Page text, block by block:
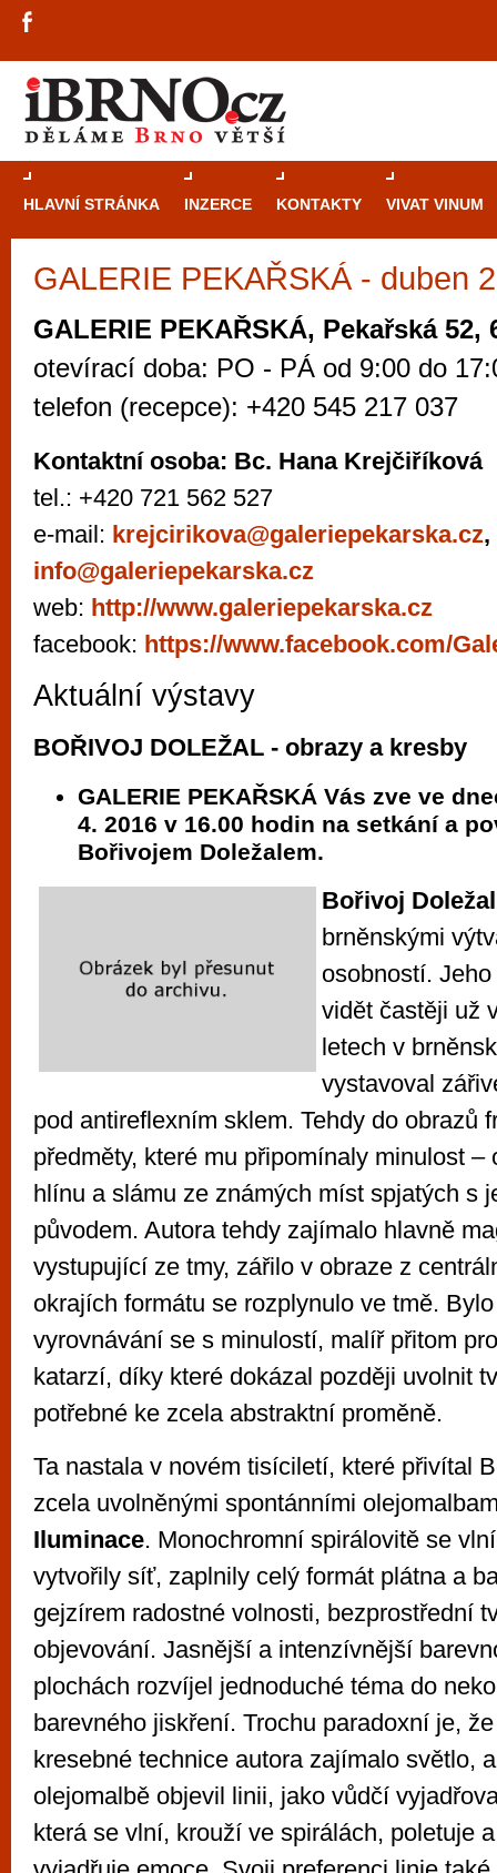
HLAVNÍ STRÁNKA INZERCE KONTAKTY VIVAT VINUM
GALERIE PEKAŘSKÁ - duben
GALERIE PEKAŘSKÁ, Pekařská 52,
otevírací doba: PO - PÁ od 9:00 do
telefon (recepce): +420 545 217 037
Kontaktní osoba: Bc. Hana Krejčiříková
tel.: +420 721 562 527
e-mail: krejcirikova@galeriepekarska.cz,
info@galeriepekarska.cz
web: http://www.galeriepekarska.cz
facebook: https://www.facebook.com/
Aktuální výstavy
BOŘIVOJ DOLEŽAL - obrazy a kresby
GALERIE PEKAŘSKÁ Vás zve ve
4. 2016 v 16.00 hodin na setkání a
Bořivojem Doležalem.
Bořivoj Doležal
brněnskými
osobností.
vidět častěji už
letech v
vystavoval
pod antireflexním sklem. Tehdy do obrazů
předměty, které mu připomínaly minulost –
hlínu a slámu ze známých míst spjatých s
původem. Autora tehdy zajímalo hlavně
vystupující ze tmy, zářilo v obraze z
okrajích formátu se rozplynulo ve tmě.
vyrovnávání se s minulostí, malíř přitom
katarzí, díky které dokázal později uvolnit
potřebné ke zcela abstraktní proměně.
Ta nastala v novém tisíciletí, které přivítal
zcela uvolněnými spontánními
Iluminace. Monochromní spirálovitě se
vytvořily síť, zaplnily celý formát plátna a
gejzírem radostné volnosti, bezprostřední
objevování. Jasnější a intenzívnější
plochách rozvíjel jednoduché téma do
barevného jiskření. Trochu paradoxní je,
kresebné technice autora zajímalo světlo,
olejomalbě objevil linii, jako vůdčí
která se vlní, krouží ve spirálách, poletuje
Průvodce
Brně: Od
automaty
Brno je
restaurace,
Mimo jiné je ale také místem, kde si
metropoli naleznete širokou nabídku her
po moderní automaty jak pro pravidelné
příležitostné hráče. V...